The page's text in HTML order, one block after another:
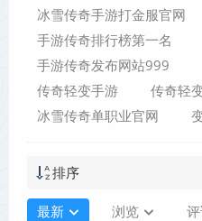
冰雪传奇手游打金服官网
手游传奇排行榜第一名
手游传奇发布网站999
传奇轻变手游
传奇轻
冰雪传奇单职业官网
排序
最新 浏览